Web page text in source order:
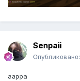
Senpaii
Опубликовано:
aappa